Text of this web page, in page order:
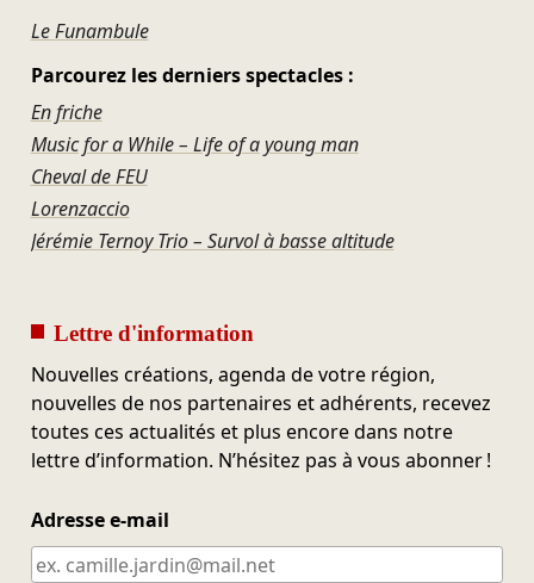
Le Funambule
Parcourez les derniers spectacles :
En friche
Music for a While – Life of a young man
Cheval de FEU
Lorenzaccio
Jérémie Ternoy Trio – Survol à basse altitude
Lettre d'information
Nouvelles créations, agenda de votre région,
nouvelles de nos partenaires et adhérents, recevez
toutes ces actualités et plus encore dans notre
lettre d’information. N’hésitez pas à vous abonner !
Adresse e-mail